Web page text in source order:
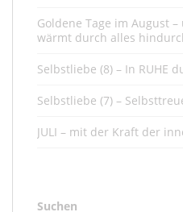
Goldene Tage im August
wärmt durch alles
Selbstliebe (8) – In RUHE
Selbstliebe (7) –
JULI – mit der Kraft der
Suchen